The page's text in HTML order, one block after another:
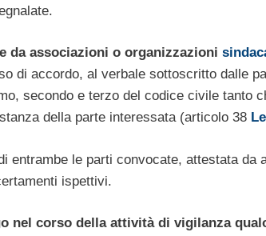
da associazioni o organizzazioni
di accordo, al verbale sottoscritto dalle
secondo e terzo del codice civile tanto
della parte interessata (articolo 38
entrambe le parti convocate, attestata da
ispettivi.
nel corso della attività di vigilanza